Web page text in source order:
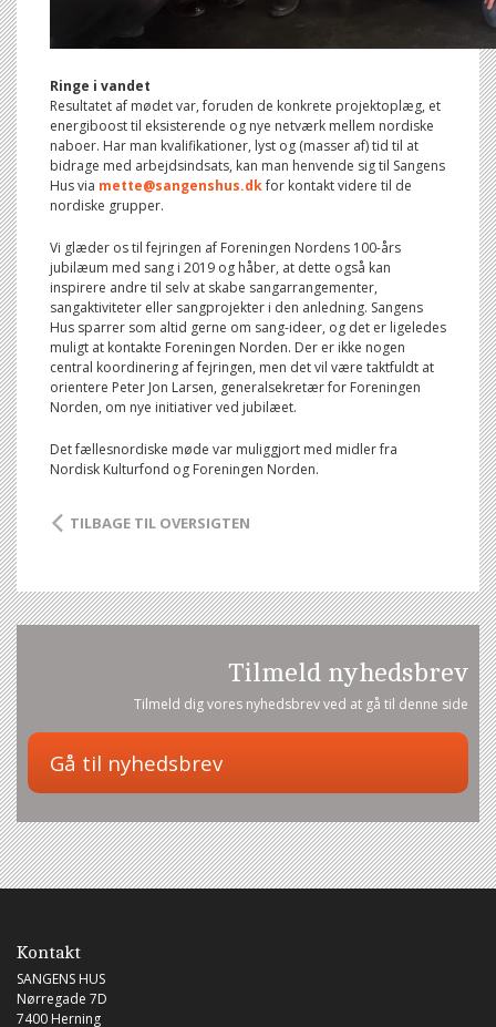
Ringe i vandet
Resultatet af mødet var, foruden de konkrete projektoplæg, et
energiboost til eksisterende og nye netværk mellem nordiske
naboer. Har man kvalifikationer, lyst og (masser af) tid til at
bidrage med arbejdsindsats, kan man henvende sig til Sangens
Hus via mette@sangenshus.dkfor kontakt videre til de
nordiske grupper.
Vi glæder os til fejringen af Foreningen Nordens 100-års
jubilæum med sang i 2019 og håber, at dette også kan
inspirere andre til selv at skabe sangarrangementer,
sangaktiviteter eller sangprojekter i den anledning. Sangens
Hus sparrer som altid gerne om sang-ideer, og det er ligeledes
muligt at kontakte Foreningen Norden. Der er ikke nogen
central koordinering af fejringen, men det vil være taktfuldt at
orientere Peter Jon Larsen, generalsekretær for Foreningen
Norden, om nye initiativer ved jubilæet.
Det fællesnordiske møde var muliggjort med midler fra
Nordisk Kulturfond og Foreningen Norden.
TILBAGE TIL OVERSIGTEN
Tilmeld nyhedsbrev
Tilmeld dig vores nyhedsbrev ved at gå til denne side
Kontakt
SANGENS HUS
Nørregade 7D
7400 Herning